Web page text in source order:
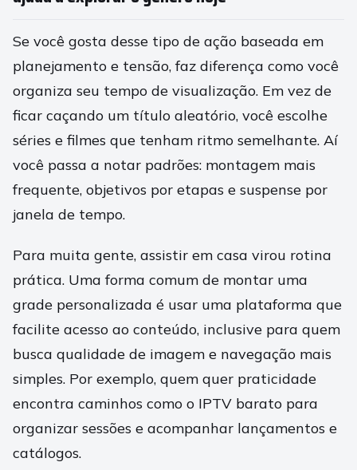
Se você gosta desse tipo de ação baseada em
planejamento e tensão, faz diferença como você
organiza seu tempo de visualização. Em vez de
ficar caçando um título aleatório, você escolhe
séries e filmes que tenham ritmo semelhante. Aí
você passa a notar padrões: montagem mais
frequente, objetivos por etapas e suspense por
janela de tempo.
Para muita gente, assistir em casa virou rotina
prática. Uma forma comum de montar uma
grade personalizada é usar uma plataforma que
facilite acesso ao conteúdo, inclusive para quem
busca qualidade de imagem e navegação mais
simples. Por exemplo, quem quer praticidade
encontra caminhos como o IPTV barato para
organizar sessões e acompanhar lançamentos e
catálogos.